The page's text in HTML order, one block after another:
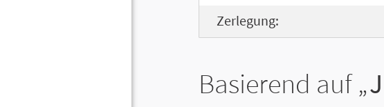
Zerlegung:
Basierend auf „J